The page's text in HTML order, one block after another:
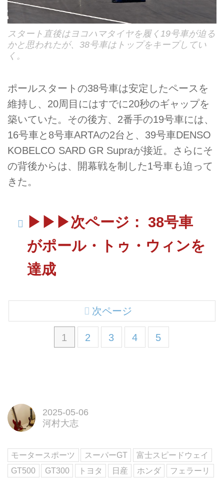
スタート直後はヨコハマタイヤを履く19号車が迫る
かと思われたが、38号車はトップをキープしてい
く。
ポールスタートの38号車は安定したペースを
維持し、20周目にはすでに20秒のギャップを
築いていた。その後方、2番手の19号車には、
16号車と8号車ARTAの2台と、39号車DENSO
KOBELCO SARD GR Supraが接近。さらにそ
の背後からは、開幕戦を制した1号車も迫って
きた。
▶︎▶︎▶︎次ページ： 38号車
がポール・トゥ・ウィンを
達成
1 2 3 4 5
次ページ
2025-05-06
河村大志
モータースポーツ スーパーGT
富士スピードウェイ
GT500
GT300 トヨタ 日産 ホンダ フェラーリ